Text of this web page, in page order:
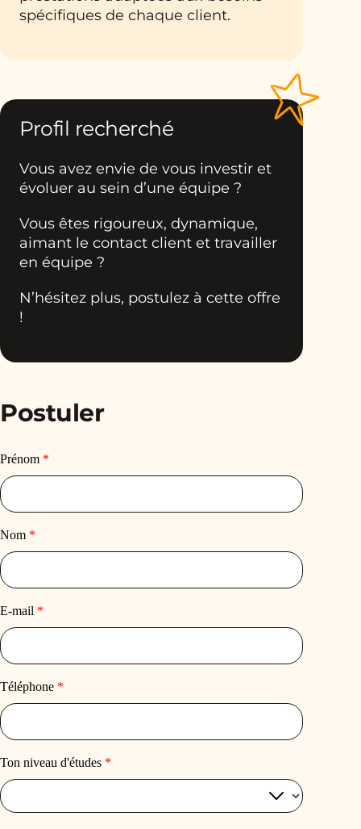
spécifiques de chaque client.
Profil recherché
Vous avez envie de vous investir et
évoluer au sein d’une équipe ?
Vous êtes rigoureux, dynamique,
aimant le contact client et travailler
en équipe ?
N’hésitez plus, postulez à cette offre
!
Postuler